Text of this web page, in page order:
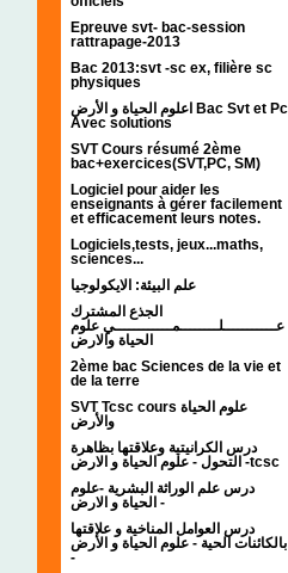
Epreuve svt- bac-session
rattrapage-2013
Bac 2013:svt -sc ex, filière sc
physiques
اعلوم الحياة و الأرض Bac Svt et Pc
Avec solutions
SVT Cours résumé 2ème
bac+exercices(SVT,PC, SM)
Logiciel pour aider les
enseignants à gérer facilement
et efficacement leurs notes.
Logiciels,tests, jeux...maths,
sciences...
علم البيئة: الايكولوجيا
الجذع المشترك
عـــــــــــلــــــــمــــــــــــي علوم
الحياة والارض
2ème bac Sciences de la vie et
de la terre
SVT Tcsc cours علوم الحياة
والأرض
درس الكرانيتية وعلاقتها بظاهرة
التحول - علوم الحياة و الارض -tcsc
درس علم الوراثة البشرية -علوم
الحياة و الارض -
درس العوامل المناخية و علاقتها
بالكائنات الحية - علوم الحياة و الأرض
-